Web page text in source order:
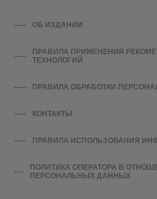
ОБ ИЗДАНИИ
ПРАВИЛА ПРИМЕНЕНИЯ
ТЕХНОЛОГИЙ
ПРАВИЛА ОБРАБОТКИ
КОНТАКТЫ
ПРАВИЛА ИСПОЛЬЗОВАНИЯ
ПОЛИТИКА ОПЕРАТОРА В
ПЕРСОНАЛЬНЫХ ДАННЫХ